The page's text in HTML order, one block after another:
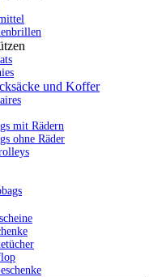
und Koffer
mit Rädern
ohne Räder